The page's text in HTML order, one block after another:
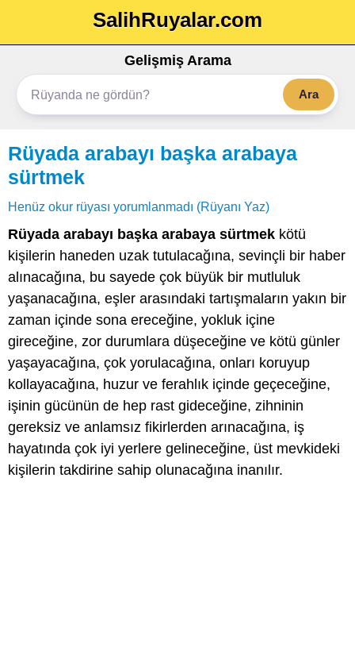
SalihRuyalar.com
Gelişmiş Arama
Ara
Rüyada arabayı başka arabaya
sürtmek
Henüz okur rüyası yorumlanmadı (Rüyanı Yaz)
Rüyada arabayı başka arabaya sürtmek kötü
kişilerin haneden uzak tutulacağına, sevinçli bir haber
alınacağına, bu sayede çok büyük bir mutluluk
yaşanacağına, eşler arasındaki tartışmaların yakın bir
zaman içinde sona ereceğine, yokluk içine
gireceğine, zor durumlara düşeceğine ve kötü günler
yaşayacağına, çok yorulacağına, onları koruyup
kollayacağına, huzur ve ferahlık içinde geçeceğine,
işinin gücünün de hep rast gideceğine, zihninin
gereksiz ve anlamsız fikirlerden arınacağına, iş
hayatında çok iyi yerlere gelineceğine, üst mevkideki
kişilerin takdirine sahip olunacağına inanılır.